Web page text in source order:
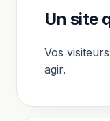
Un site
Vos
agir.